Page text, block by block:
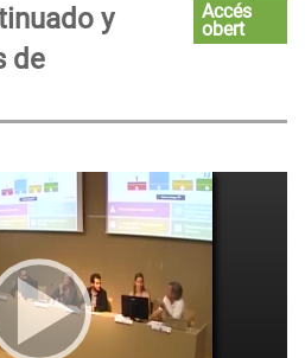
y
de
Accés
obert